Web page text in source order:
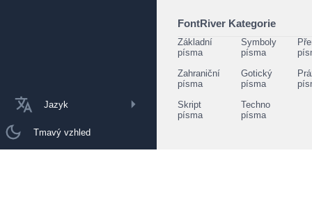
Jazyk
Tmavý vzhled
FontRiver Kategorie
Základní
písma
Symboly
písma
Zahraniční
písma
Gotický
písma
Skript
písma
Techno
písma